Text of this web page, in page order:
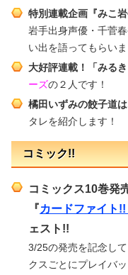
特別連載企画『みこ
岩手出身声優・千菅
い出を語ってもらい
大好評連載！「みる
ーズの２人です！
橘田いずみの餃子道
タレを紹介します！
コミック!!
コミックス10巻発
『カードファイト
ェスト!!
3/25の発売を記念し
クスごとにプレイバッ